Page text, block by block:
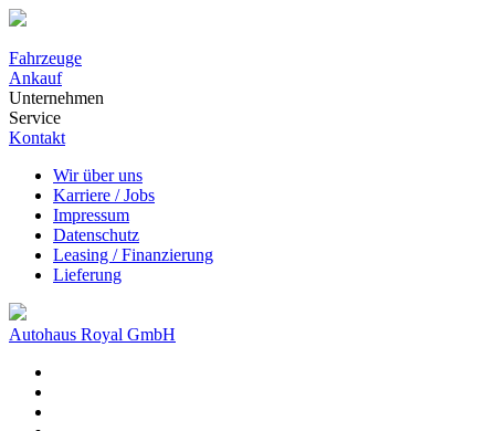
Fahrzeuge
Ankauf
Unternehmen
Service
Kontakt
Wir über uns
Karriere / Jobs
Impressum
Datenschutz
Leasing / Finanzierung
Lieferung
Autohaus Royal GmbH